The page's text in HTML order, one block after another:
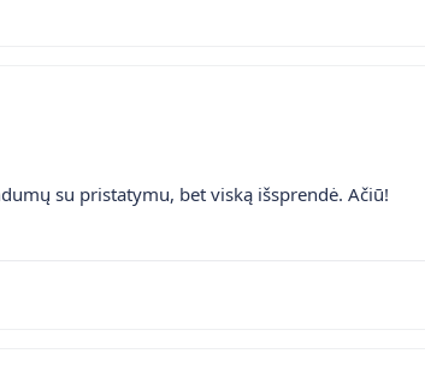
su pristatymu, bet viską išsprendė. Ačiū!